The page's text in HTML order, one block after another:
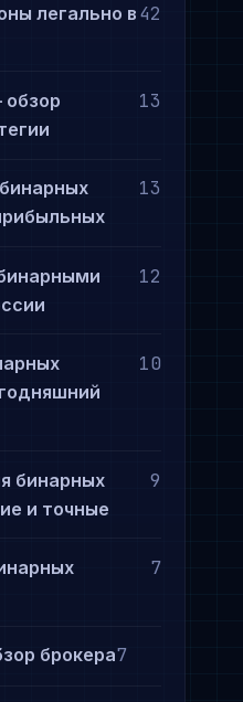
легально в 42
13
13
12
10
бинарных
и точные
9
7
брокера7